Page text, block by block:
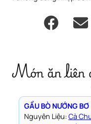
Món ăn liên
GẦU BÒ NƯỚNG BƠ
Nguyên Liệu: Cà